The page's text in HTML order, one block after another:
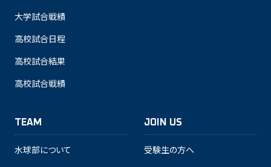
大学試合戦績
高校試合日程
高校試合結果
高校試合戦績
TEAM
水球部について
JOIN US
受験生の方へ